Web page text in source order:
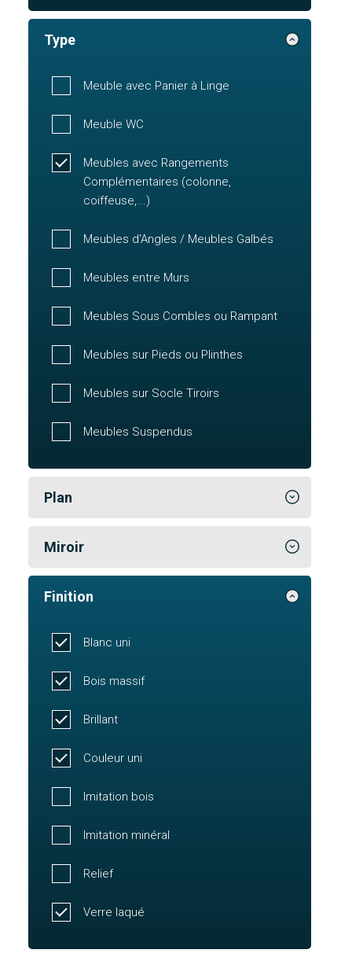
Type
Meuble avec Panier à Linge
Meuble WC
Meubles avec Rangements
Complémentaires (colonne,
coiffeuse,...)
Meubles d'Angles / Meubles Galbés
Meubles entre Murs
Meubles Sous Combles ou Rampant
Meubles sur Pieds ou Plinthes
Meubles sur Socle Tiroirs
Meubles Suspendus
Plan
Miroir
Finition
Blanc uni
Bois massif
Brillant
Couleur uni
Imitation bois
Imitation minéral
Relief
Verre laqué